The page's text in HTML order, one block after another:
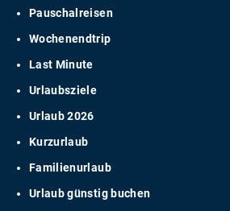
Pauschalreisen
Wochenendtrip
Last Minute
Urlaubsziele
Urlaub 2026
Kurzurlaub
Familienurlaub
Urlaub günstig buchen